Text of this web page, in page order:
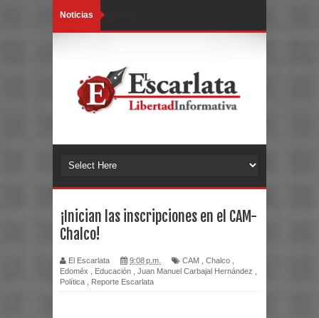
Noticias
¡Inician las inscripciones en el CAM-
Chalco!
El Escarlata 9:08 p.m. CAM Chalco
Edoméx
Educación Juan Manuel Carbajal Hernández
Política
Reporte Escarlata